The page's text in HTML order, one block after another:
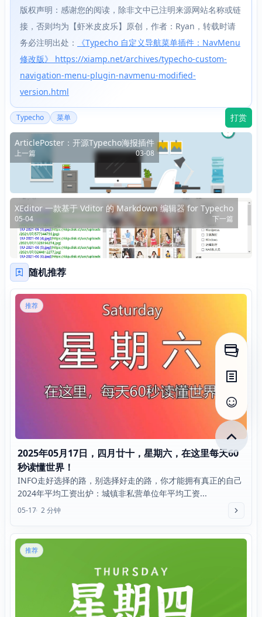
版权声明：感谢您的阅读，除非文中已注明来源网站名称或链
接，否则均为【虾米皮皮乐】原创，作者：Ryan，转载时请
务必注明出处：
《Typecho 自定义导航菜单插件：NavMenu
修改版》 https://xiamp.net/archives/typecho-custom-
navigation-menu-plugin-navmenu-modified-
version.html
Typecho 菜单 打赏
ArticlePoster：开源Typecho海报插件
上一篇 03-08
XEditor 一款基于 Vditor 的 Markdown 编辑器 for Typecho
05-04 下一篇
随机推荐
推荐
2025年05月17日，四月廿十，星期六，在这里每天60
秒读懂世界！
INFO走好选择的路，别选择好走的路，你才能拥有真正的自己
2024年平均工资出炉：城镇非私营单位年平均工资...
05-17 2 分钟
推荐
打开侧
打开目
查看评